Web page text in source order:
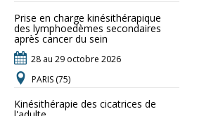
Prise en charge kinésithérapique
des lymphoedèmes secondaires
après cancer du sein
28 au 29 octobre 2026
PARIS (75)
Kinésithérapie des cicatrices de